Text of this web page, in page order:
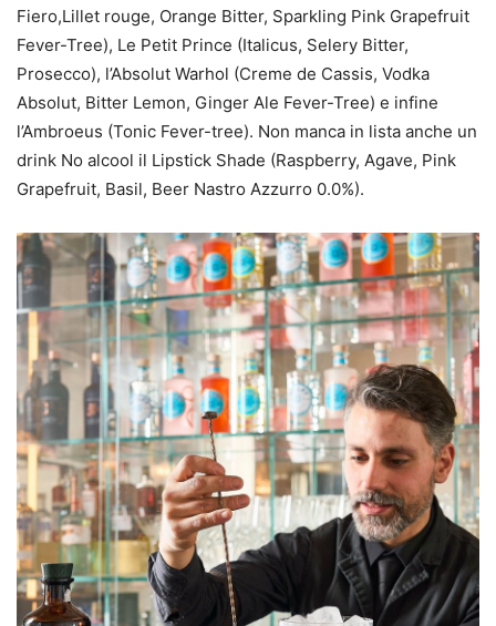
Fiero,Lillet rouge, Orange Bitter, Sparkling Pink Grapefruit
Fever-Tree), Le Petit Prince (Italicus, Selery Bitter,
Prosecco), l’Absolut Warhol (Creme de Cassis, Vodka
Absolut, Bitter Lemon, Ginger Ale Fever-Tree) e infine
l’Ambroeus (Tonic Fever-tree). Non manca in lista anche un
drink No alcool il Lipstick Shade (Raspberry, Agave, Pink
Grapefruit, Basil, Beer Nastro Azzurro 0.0%).